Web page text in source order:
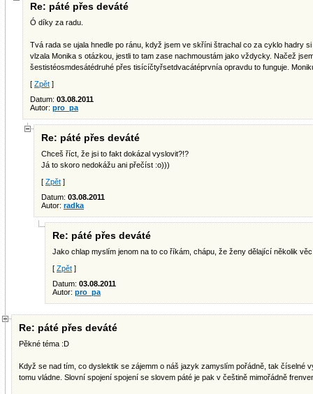
Re: páté přes deváté
Ó díky za radu.
Tvá rada se ujala hnedle po ránu, když jsem ve skříni štrachal co za cyklo hadry
vlzala Monika s otázkou, jestli to tam zase nachmoustám jako vždycky. Načež
šestistéosmdesátédruhé přes tisícíčtyřsetdvacátéprvnía opravdu to funguje.
[ Zpět ]
Datum: 03.08.2011
Autor: pro_pa
Re: páté přes deváté
Chceš říct, že jsi to fakt dokázal vyslovit?!?
Já to skoro nedokážu ani přečíst :o)))
[ Zpět ]
Datum: 03.08.2011
Autor: radka
Re: páté přes deváté
Jako chlap myslím jenom na to co říkám, chápu, že ženy dělající několik
[ Zpět ]
Datum: 03.08.2011
Autor: pro_pa
Re: páté přes deváté
Pěkné téma :D
Když se nad tím, co dyslektik se zájemm o náš jazyk zamyslím pořádně, tak číselné
tomu vládne. Slovní spojení spojení se slovem páté je pak v češtině mimořádně